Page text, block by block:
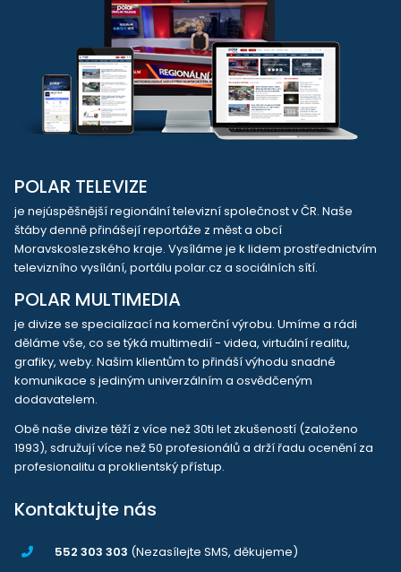
POLAR TELEVIZE
je nejúspěšnější regionální televizní společnost v ČR. Naše
štáby denně přinášejí reportáže z měst a obcí
Moravskoslezského kraje. Vysíláme je k lidem prostřednictvím
televizního vysílání, portálu polar.cz a sociálních sítí.
POLAR MULTIMEDIA
je divize se specializací na komerční výrobu. Umíme a rádi
děláme vše, co se týká multimedií - videa, virtuální realitu,
grafiky, weby. Našim klientům to přináší výhodu snadné
komunikace s jediným univerzálním a osvědčeným
dodavatelem.
Obě naše divize těží z více než 30ti let zkušeností (založeno
1993), sdružují více než 50 profesionálů a drží řadu ocenění za
profesionalitu a proklientský přístup.
Kontaktujte nás
552 303 303 (Nezasílejte SMS, děkujeme)